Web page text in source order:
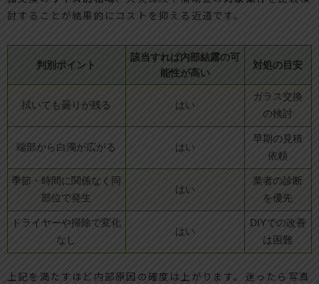
討することが結果的にコストを抑える近道です。
判別ポイント
該当すれば内部結露の可
能性が高い
対処の目安
拭いても曇りが残る はい
ガラス交換
の検討
端部から白濁が広がる はい
早期の見積
依頼
季節・時間に関係なく同
部位で発生
はい
業者の診断
を優先
ドライヤーや掃除で変化
なし
はい
DIYでの改善
は困難
上記を満たすほど内部原因の確度は上がります。迷ったら写真